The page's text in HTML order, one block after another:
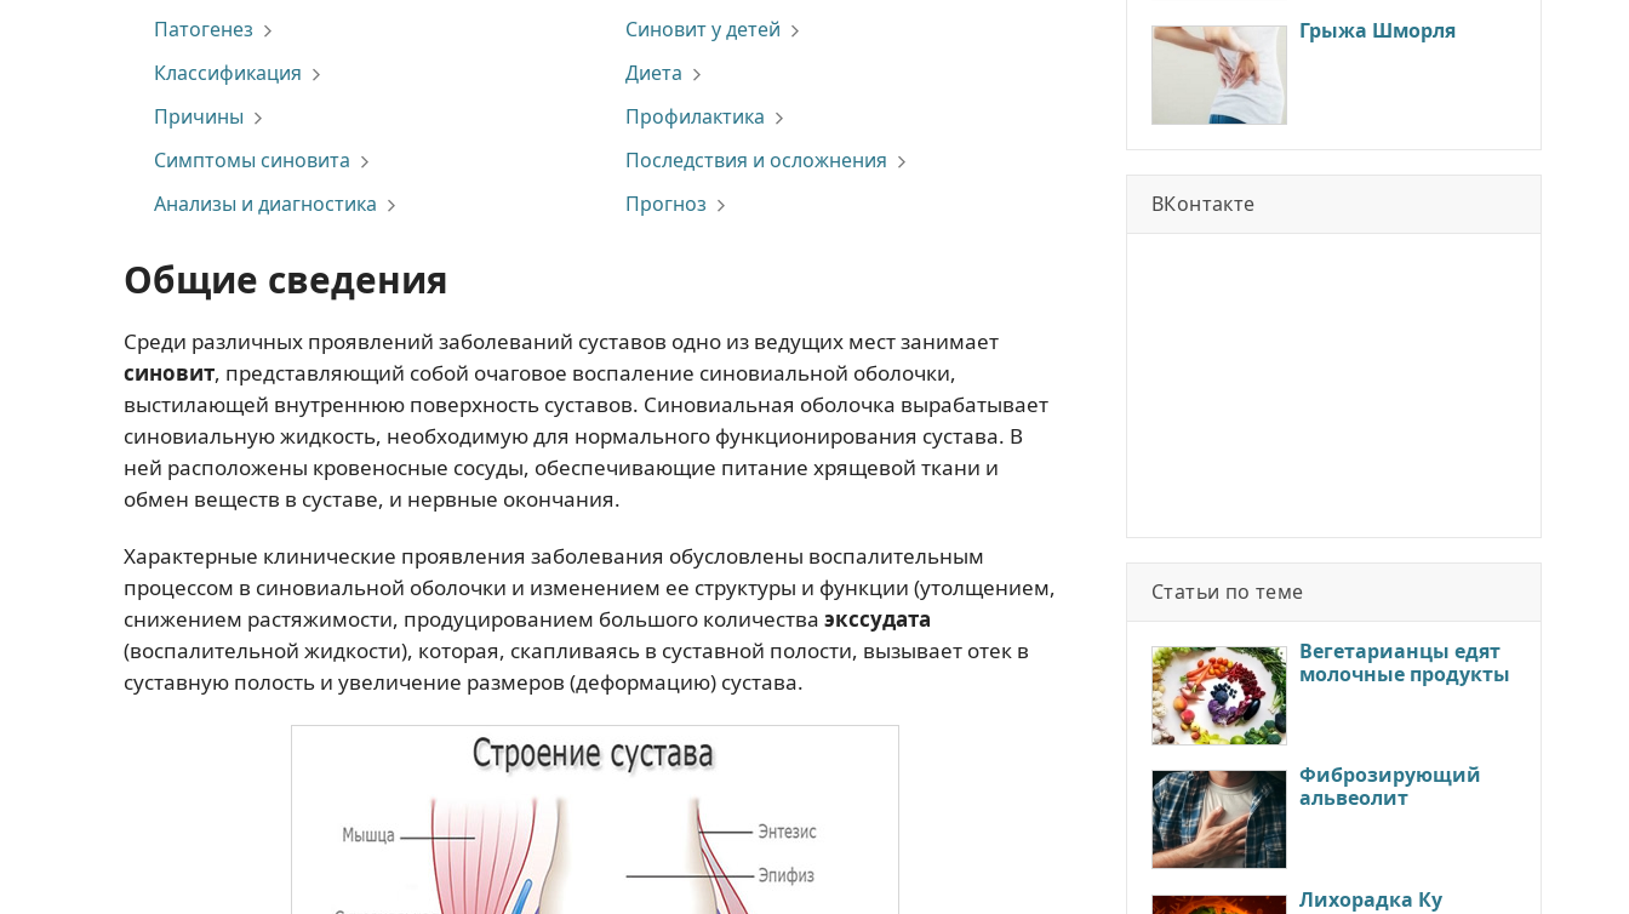
Патогенез
Классификация
Причины
Симптомы синовита
Анализы и диагностика
Синовит у детей
Диета
Профилактика
Последствия и осложнения
Прогноз
Общие сведения
Среди различных проявлений заболеваний суставов одно из ведущих мест занимает
синовит, представляющий собой очаговое воспаление синовиальной оболочки,
выстилающей внутреннюю поверхность суставов. Синовиальная оболочка вырабатывает
синовиальную жидкость, необходимую для нормального функционирования сустава. В
ней расположены кровеносные сосуды, обеспечивающие питание хрящевой ткани и
обмен веществ в суставе, и нервные окончания.
Характерные клинические проявления заболевания обусловлены воспалительным
процессом в синовиальной оболочки и изменением ее структуры и функции (утолщением,
снижением растяжимости, продуцированием большого количества экссудата
(воспалительной жидкости), которая, скапливаясь в суставной полости, вызывает отек в
суставную полость и увеличение размеров (деформацию) сустава.
Грыжа Шморля
ВКонтакте
Статьи по теме
Вегетарианцы едят
молочные продукты
Фиброзирующий
альвеолит
Лихорадка Ку